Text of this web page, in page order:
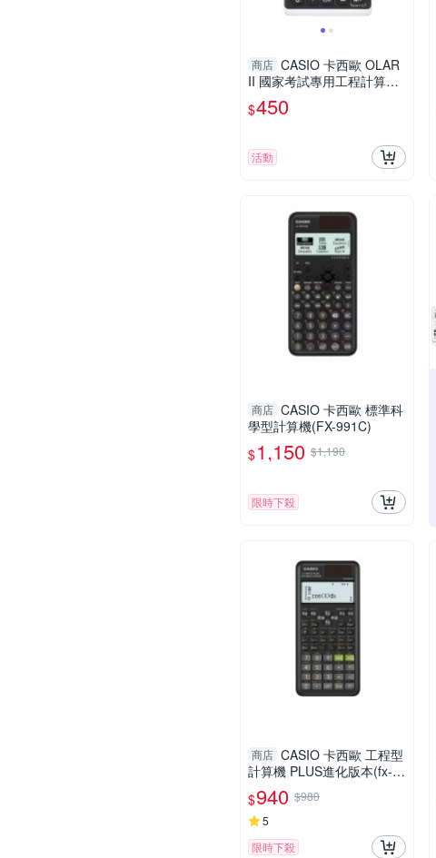
商店 CASIO 卡西歐 OLAR
II 國家考試專用工程計算機
(FX-82S)
$450
活動
商店 CASIO 卡西歐 標準科
學型計算機(FX-991C)
$1,150 $1,190
限時下殺
商店 CASIO 卡西歐 工程型
計算機 PLUS進化版本(fx-9
91ES)
$940 $980
5
限時下殺